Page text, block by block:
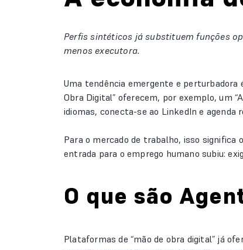
Perfis sintéticos já substituem funções
menos executora.
Uma tendência emergente e
Obra Digital” oferecem, por exemplo, um
idiomas, conecta-se ao LinkedIn e agenda
Para o mercado de trabalho, isso significa
entrada para o emprego humano subiu:
O que são
Plataformas de “mão de obra digital” já